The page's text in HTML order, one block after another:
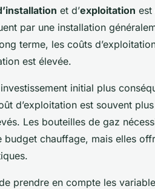
et d’exploitation est
par une installation
terme, les coûts
est élevée.
initial plus
d’exploitation est souvent
Les bouteilles de gaz
chauffage, mais elles
prendre en compte les